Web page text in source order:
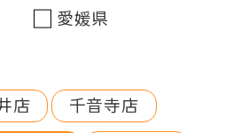
愛媛県
店
千音寺店